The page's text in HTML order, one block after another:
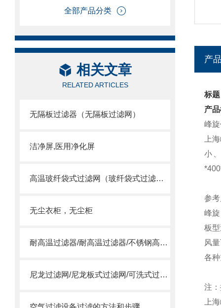
全部产品分类
相关文章
RELATED ARTICLES
无隔板过滤器（无隔板过滤网）
洁净屏,医用净化屏
高温玻纤袋式过滤网（玻纤袋式过滤器）
无尘衣柜，无尘柜
耐高温过滤器/耐高温过滤器/不锈钢高温过滤器
尼龙过滤网/尼龙板式过滤网/可洗式过滤网
产
标
产
峰
上
小
参
峰
板
风
各
注
上